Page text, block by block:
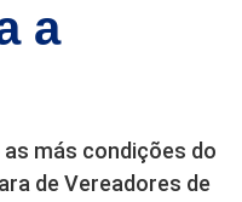
a
más condições do
de Vereadores de